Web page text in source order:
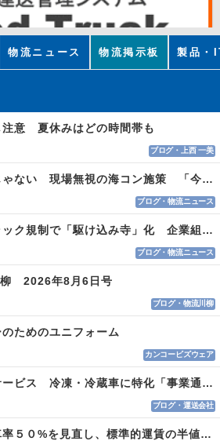
物流ニュース 物流掲示板 製品・
注意 夏休みはどの時間帯も
ブログ・上西 一美
違う違うそれじゃない 現場無視の海コン施策 「今でも平均２～３時間は待つ」
ブログ・物流ニュース
白ナンバートラック規制で「駆け込み寺」化 企業組合が入会基準を見直しへ
ブログ・物流ニュース
柳 2026年8月6日号
ブログ・物流川柳
ためのユニフォーム
カンコービズウェア
ヘイワオートサービス 冷凍・冷蔵車に特化「事業通じ貢献目指す」
ブログ・運送会社
適正原価 実車率５０%を見直し、標準的運賃の半値の恐れも